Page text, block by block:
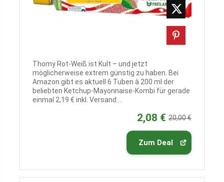
Thomy Rot-Weiß ist Kult – und jetzt
möglicherweise extrem günstig zu haben. Bei
Amazon gibt es aktuell 6 Tuben à 200 ml der
beliebten Ketchup-Mayonnaise-Kombi für gerade
einmal 2,19 € inkl. Versand ...
2,08 € 20,00 €
Zum Deal